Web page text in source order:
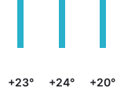
+23° +24° +20°